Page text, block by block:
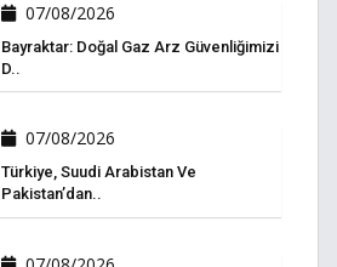
07/08/2026
Bayraktar: Doğal Gaz Arz Güvenliğimizi
D..
07/08/2026
Türkiye, Suudi Arabistan Ve
Pakistan’dan..